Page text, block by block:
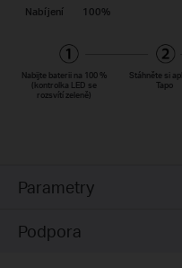
Nabíjení 100%
Nabijte baterii na 100 %
(kontrolka LED se
rozsvítí zeleně)
Stáhněte si
Tapo
Parametry
Podpora